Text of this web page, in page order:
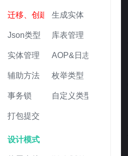
迁移、创建表生成实体
Json类型 库表管理
实体管理 AOP&日志
辅助方法 枚举类型
事务锁 自定义类型
打包提交
设计模式